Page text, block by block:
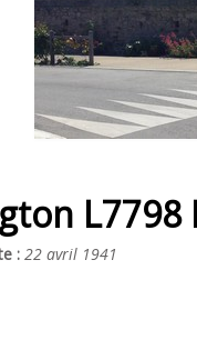
L7798
: 22 avril 1941